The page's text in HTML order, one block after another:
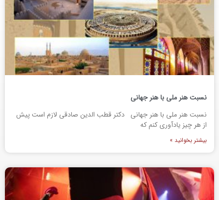
نسبت هنر ملی با هنر جهانی
نسبت هنر ملی با هنر جهانی دکتر قطب الدین صادقی لازم است پیش
از هر چیز یادآوری کنم که
بیشتر بخوانید »